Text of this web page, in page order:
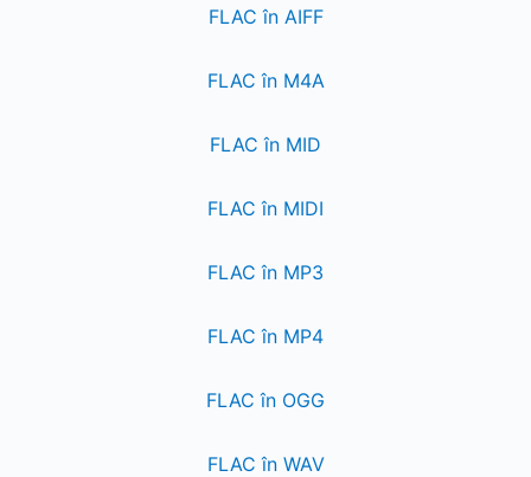
FLAC în AIFF
FLAC în M4A
FLAC în MID
FLAC în MIDI
FLAC în MP3
FLAC în MP4
FLAC în OGG
FLAC în WAV